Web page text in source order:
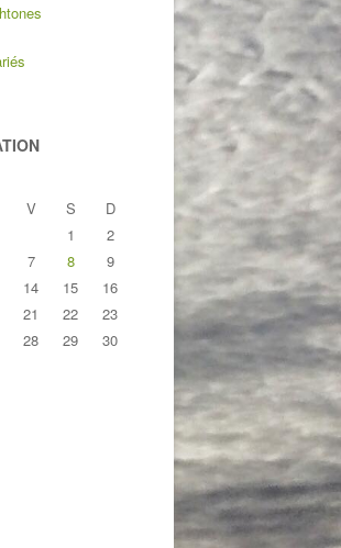
V S
D
1
2
7 8
9
14 15
16
21 22
23
28 29
30